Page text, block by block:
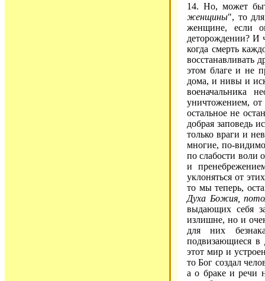
14. Но, может
женщины", то
женщине, если
деторождении? И
когда смерть
восстанавливать
этом благе и не
дома, и нивы и
военачальника
уничтожением, от
остальное не
добрая заповедь
только враги и
многие, по-
по слабости воли
и
уклоняться от
то мы теперь,
Духа Божия,
выдающих себя
излишне, но и
для них
подвизающиеся в
этот мир и
то Бог создал
а о браке и речи